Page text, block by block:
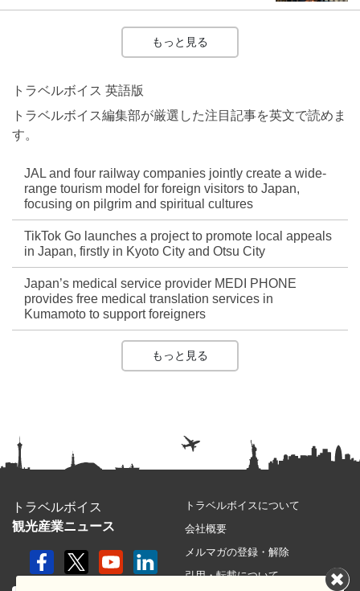
もっと見る
トラベルボイス 英語版
トラベルボイス編集部が厳選した注目記事を英文で読めま
す。
JAL and four railway companies jointly create a wide-
range tourism model for foreign visitors to Japan,
focusing on pilgrim and spiritual cultures
TikTok Go launches a project to promote local appeals
in Japan, firstly in Kyoto City and Otsu City
Japan’s medical service provider MEDI PHONE
provides free medical translation services in
Kumamoto to support foreigners
もっと見る
トラベルボイス
観光産業ニュース
トラベルボイスについて
会社概要
メルマガの登録・解除
引用・転載について